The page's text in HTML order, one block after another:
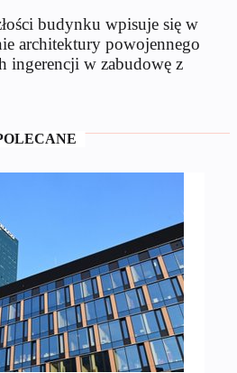
budynku wpisuje się w
architektury powojennego
ingerencji w zabudowę z